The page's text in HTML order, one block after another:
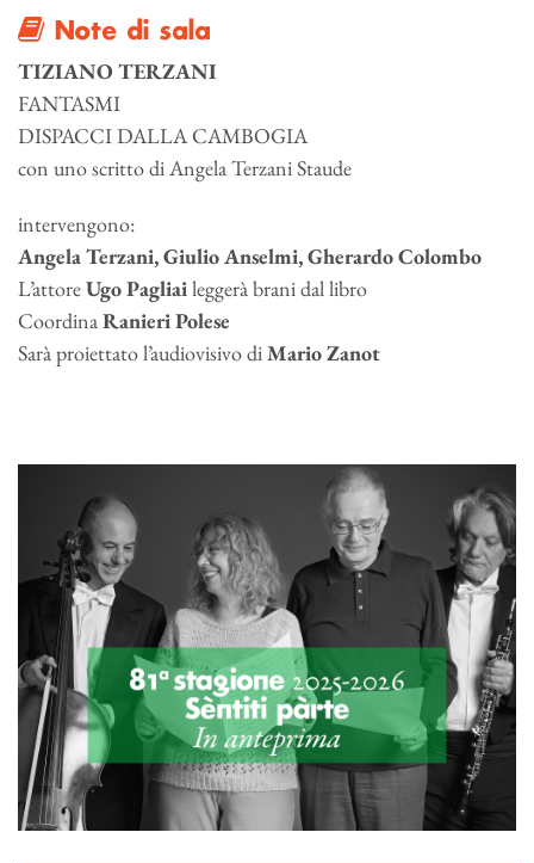
Note di sala
TIZIANO TERZANI
FANTASMI
DISPACCI DALLA CAMBOGIA
con uno scritto di Angela Terzani Staude
intervengono:
Angela Terzani, Giulio Anselmi, Gherardo Colombo
L’attoreUgo Pagliaileggerà brani dal libro
CoordinaRanieri Polese
Sarà proiettato l’audiovisivo diMario Zanot